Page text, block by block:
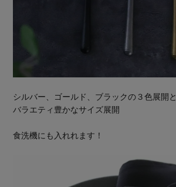
シルバー、ゴールド、ブラックの３色展開と
バラエティ豊かなサイズ展開
食洗機にも入れれます！